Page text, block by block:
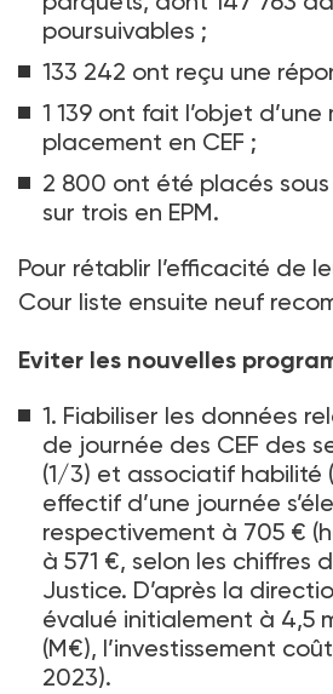
poursuivables ;
133 242 ont reçu une
1 139 ont fait l’objet
placement en CEF ;
2 800 ont été placés
sur trois en EPM.
Pour rétablir l’efficacité de
Cour liste ensuite neuf
Eviter les nouvelles
1. Fiabiliser les données
de journée des CEF des
(1/3) et associatif habilité
effectif d’une journée
respectivement à 705 €
à 571 €, selon les chiffres
Justice. D’après la
évalué initialement à 4,5
(M€), l’investissement
2023).